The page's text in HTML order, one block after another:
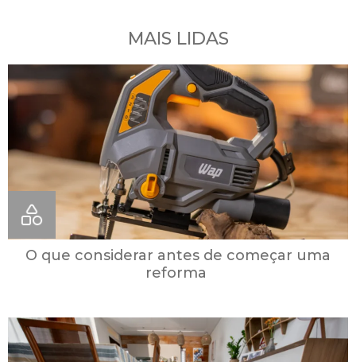
MAIS LIDAS
O que considerar antes de começar uma
reforma